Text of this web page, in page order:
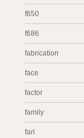
f650
f686
fabrication
face
factor
family
fari